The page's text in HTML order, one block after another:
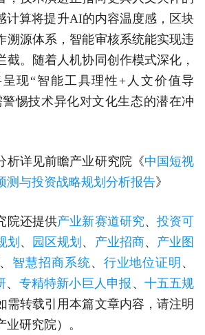
计算将提升AI的内容温度感，区块
溯源体系，智能审核系统能实现违
截。随着人机协同创作模式深化，
现“智能工具理性+人文价值导
惕技术异化对文化生态的潜在冲
析详见前瞻产业研究院《中国短视
测与投资战略规划分析报告》
院还提供产业新赛道研究、投资可
划 、 园区规划 、 产业招商、 产业图
、 智慧招商系统、 行业地位证明 、
、 专精特新小巨人申报 、 十五五规
需转载引用本篇文章内容，请注明
研究院）。